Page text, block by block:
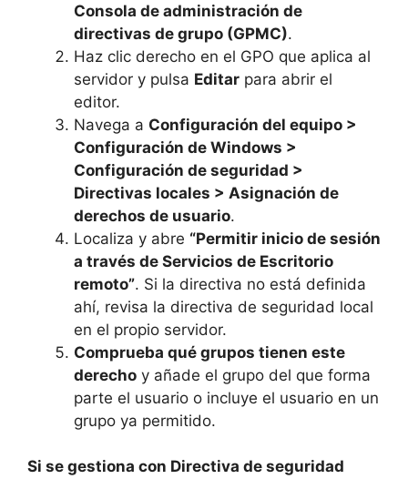
Consola de administración de
directivas de grupo (GPMC).
Haz clic derecho en el GPO que aplica al
servidor y pulsa Editar para abrir el
editor.
Navega a Configuración del equipo >
Configuración de Windows >
Configuración de seguridad >
Directivas locales > Asignación de
derechos de usuario.
Localiza y abre “Permitir inicio de sesión
a través de Servicios de Escritorio
remoto”. Si la directiva no está definida
ahí, revisa la directiva de seguridad local
en el propio servidor.
Comprueba qué grupos tienen este
derecho y añade el grupo del que forma
parte el usuario o incluye el usuario en un
grupo ya permitido.
Si se gestiona con Directiva de seguridad